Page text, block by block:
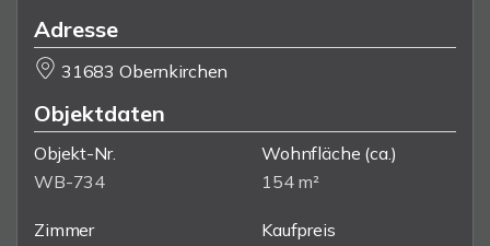
Adresse
31683 Obernkirchen
Objektdaten
Objekt-Nr.
WB-734
Wohnfläche (ca.)
154 m²
Zimmer
Kaufpreis